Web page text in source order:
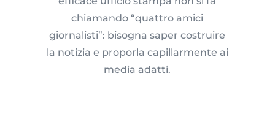
chiamando “quattro amici
giornalisti”: bisogna saper costruire
la notizia e proporla capillarmente ai
media adatti.